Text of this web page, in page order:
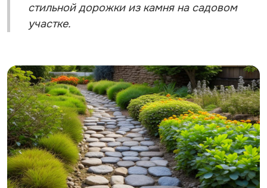
стильной дорожки из камня на садовом
участке.